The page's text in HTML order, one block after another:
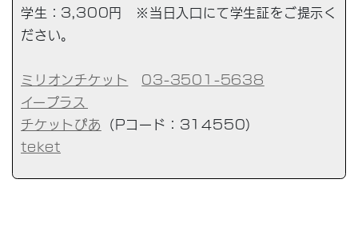
学生：3,300円 ※当日入口にて学生証をご提示く
ださい。
ミリオンチケット
03-3501-5638
イープラス
チケットぴあ （Pコード：314550）
teket